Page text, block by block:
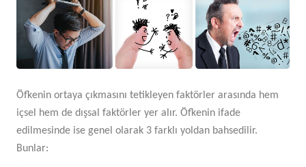
Öfkenin ortaya çıkmasını tetikleyen faktörler arasında hem
içsel hem de dışsal faktörler yer alır. Öfkenin ifade
edilmesinde ise genel olarak 3 farklı yoldan bahsedilir.
Bunlar: